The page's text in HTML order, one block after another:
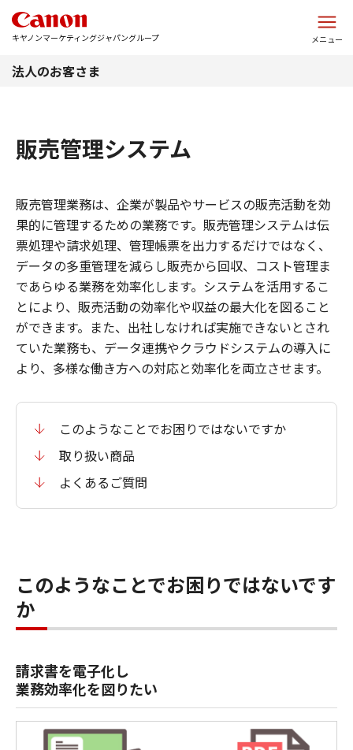
キヤノンマーケティングジャパングループ メニュー
法人のお客さま
販売管理システム
販売管理業務は、企業が製品やサービスの販売活動を効
果的に管理するための業務です。販売管理システムは伝
票処理や請求処理、管理帳票を出力するだけではなく、
データの多重管理を減らし販売から回収、コスト管理ま
であらゆる業務を効率化します。システムを活用するこ
とにより、販売活動の効率化や収益の最大化を図ること
ができます。また、出社しなければ実施できないとされ
ていた業務も、データ連携やクラウドシステムの導入に
より、多様な働き方への対応と効率化を両立させます。
このようなことでお困りではないですか
取り扱い商品
よくあるご質問
このようなことでお困りではないです
か
請求書を電子化し
業務効率化を図りたい